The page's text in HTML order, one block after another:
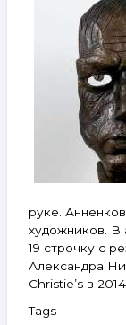
руке.
художников. В
19 строчку с
Александра
Christie’s в
Tags